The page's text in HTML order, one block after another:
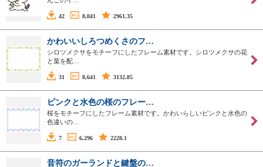
42 8,041 2961.35
かわいいしろつめくさのフ…
シロツメクサをモチーフにしたフレーム素材です。シロツメクサの花
と葉を配…
31 8,641 3132.85
ピンクと水色の桜のフレー…
桜をモチーフにしたフレーム素材です。かわいらしいピンクと水色の
色違いの…
7 6,296 2228.1
音符のガーランドと鍵盤の…